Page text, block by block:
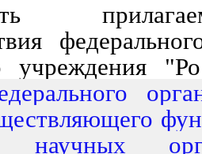
учреждения
научных